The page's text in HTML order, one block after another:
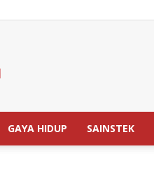
GAYA HIDUP SAINSTEK